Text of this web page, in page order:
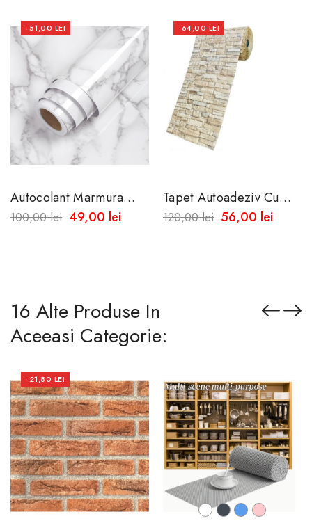
-51,00 LEI
Autocolant Marmura
Alba, Universala ,
Perete, Mobilier,
100,00 lei 49,00 lei
-64,00 LEI
Tapet Autoadeziv Cu
Aspect De Piatra
Naturala 10 Metri X45
120,00 lei 56,00 lei
16 Alte Produse In
Aceeasi Categorie:
-21,80 LEI
AlbNegruAlbastru
Roz